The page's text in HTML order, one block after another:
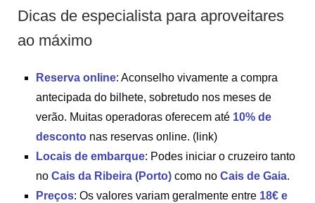
Dicas de especialista para aproveitares
ao máximo
Reserva online: Aconselho vivamente a compra
antecipada do bilhete, sobretudo nos meses de
verão. Muitas operadoras oferecem até 10% de
desconto nas reservas online. (link)
Locais de embarque: Podes iniciar o cruzeiro tanto
no Cais da Ribeira (Porto) como no Cais de Gaia.
Preços: Os valores variam geralmente entre 18€ e